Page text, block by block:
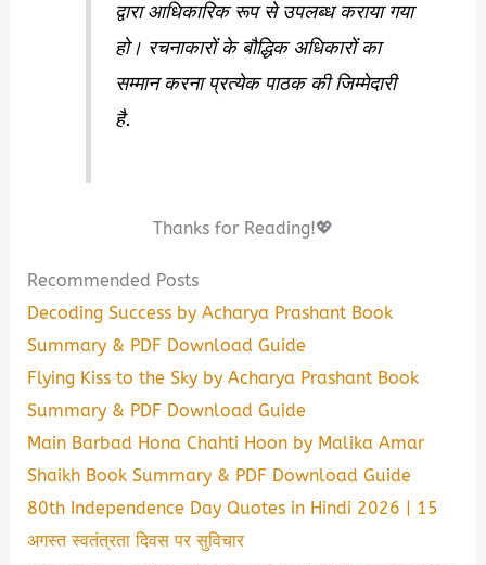
द्वारा आधिकारिक रूप से उपलब्ध कराया गया
हो। रचनाकारों के बौद्धिक अधिकारों का
सम्मान करना प्रत्येक पाठक की जिम्मेदारी
है.
Thanks for Reading!💖
Recommended Posts
Decoding Success by Acharya Prashant Book
Summary & PDF Download Guide
Flying Kiss to the Sky by Acharya Prashant Book
Summary & PDF Download Guide
Main Barbad Hona Chahti Hoon by Malika Amar
Shaikh Book Summary & PDF Download Guide
80th Independence Day Quotes in Hindi 2026 | 15
अगस्त स्वतंत्रता दिवस पर सुविचार